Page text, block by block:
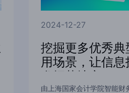
2024-12-27
挖掘更多优秀典
用场景，让信息
发挥落地实
由上海国家会计学院智能财